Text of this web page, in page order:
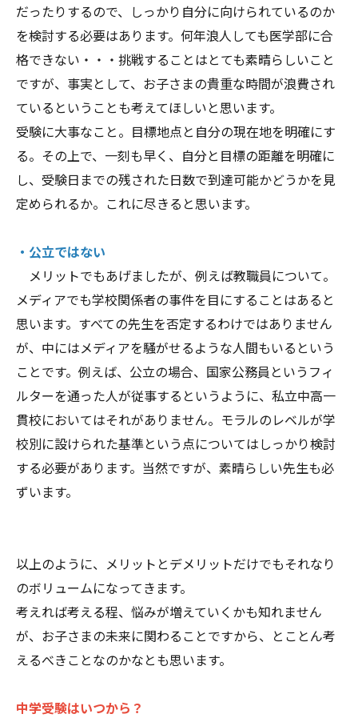
だったりするので、しっかり自分に向けられているのか
を検討する必要はあります。何年浪人しても医学部に合
格できない・・・挑戦することはとても素晴らしいこと
ですが、事実として、お子さまの貴重な時間が浪費され
ているということも考えてほしいと思います。
受験に大事なこと。目標地点と自分の現在地を明確にす
る。その上で、一刻も早く、自分と目標の距離を明確に
し、受験日までの残された日数で到達可能かどうかを見
定められるか。これに尽きると思います。
・公立ではない
メリットでもあげましたが、例えば教職員について。
メディアでも学校関係者の事件を目にすることはあると
思います。すべての先生を否定するわけではありません
が、中にはメディアを騒がせるような人間もいるという
ことです。例えば、公立の場合、国家公務員というフィ
ルターを通った人が従事するというように、私立中高一
貫校においてはそれがありません。モラルのレベルが学
校別に設けられた基準という点についてはしっかり検討
する必要があります。当然ですが、素晴らしい先生も必
ずいます。
以上のように、メリットとデメリットだけでもそれなり
のボリュームになってきます。
考えれば考える程、悩みが増えていくかも知れません
が、お子さまの未来に関わることですから、とことん考
えるべきことなのかなとも思います。
中学受験はいつから？